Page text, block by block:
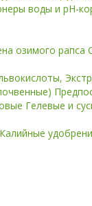
воды и pH-
озимого рапса
Гелевые и
Калийные